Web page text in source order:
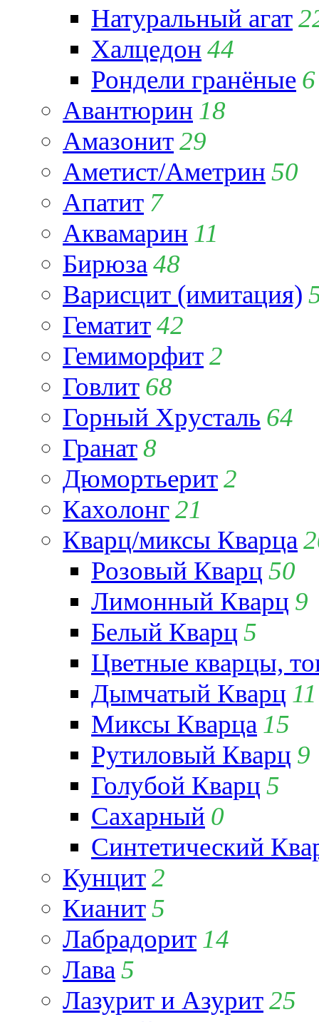
Натуральный агат
Халцедон 44
Рондели гранёные 6
Авантюрин 18
Амазонит29
Аметист/Аметрин 50
Апатит 7
Аквамарин 11
Бирюза 48
Варисцит (имитация)
Гематит42
Гемиморфит2
Говлит 68
Горный Хрусталь 64
Гранат8
Дюмортьерит2
Кахолонг21
Кварц/миксы Кварца
Розовый Кварц 50
Лимонный Кварц 9
Белый Кварц 5
Цветные кварцы,
Дымчатый Кварц 11
Миксы Кварца 15
Рутиловый Кварц 9
Голубой Кварц 5
Сахарный 0
Синтетический
Кунцит2
Кианит5
Лабрадорит 14
Лава 5
Лазурит и Азурит25